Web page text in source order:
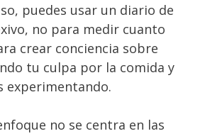
puedes usar un diario de
no para medir cuanto
crear conciencia sobre
tu culpa por la comida y
experimentando.
no se centra en las